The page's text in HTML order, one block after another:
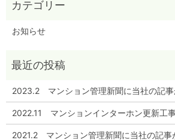
お知らせ
2023.2 マンション管理新聞に当社の記事
2022.11 マンションインターホン更新工
2021.2 マンション管理新聞に当社の記事